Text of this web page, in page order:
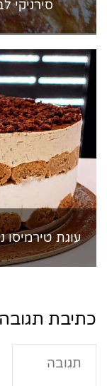
סירניקי
עוגת
כתיבת תגובה